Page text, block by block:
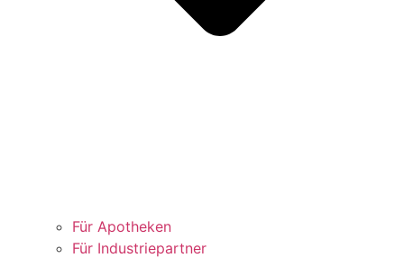
Für Apotheken
Für Industriepartner